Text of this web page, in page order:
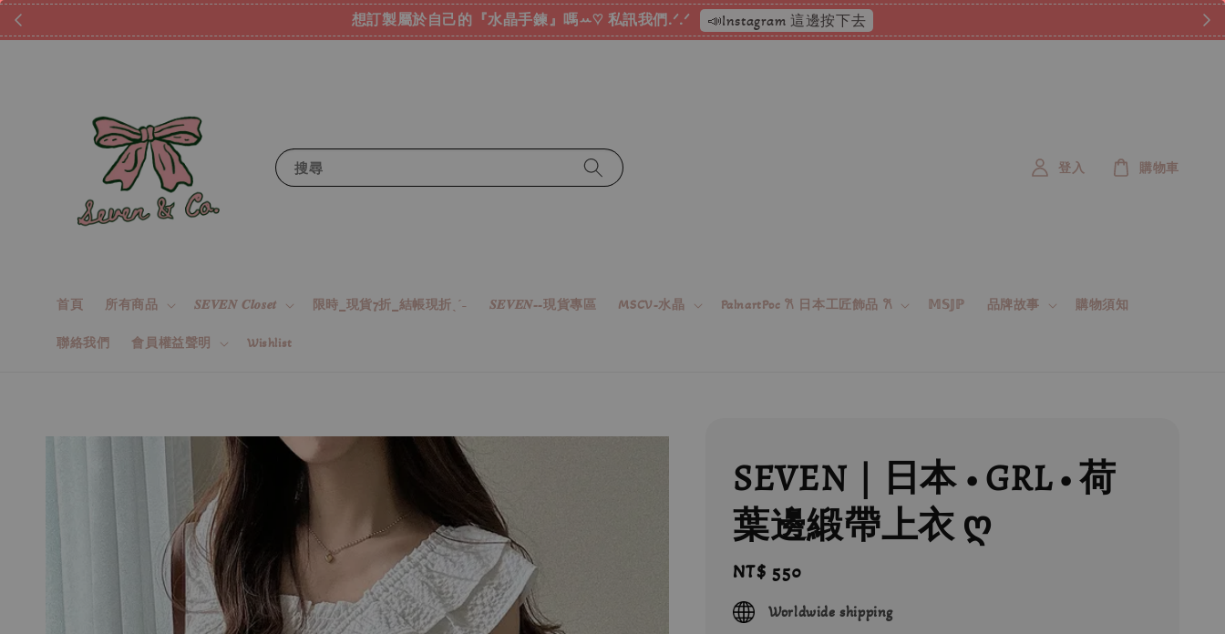
想訂製屬於自己的『水晶手鍊』嗎ꕀ♡ 私訊我們.ᐟ.ᐟ 📣Instagram 這邊按下去
搜尋
首頁 所有商品 𝑺𝑬𝑽𝑬𝑵 𝑪𝒍𝒐𝒔𝒆𝒕 限時_現貨7折_結帳現折ˎˊ˗ 𝑺𝑬𝑽𝑬𝑵--現貨專區 MSCV-水晶 PalnartPoc 𐙚 日本工匠飾品 𐙚 𝕄𝕊𝕁ℙ 品牌故事 購物須知
聯絡我們 會員權益聲明 Wishlist
登入 購物車
SEVEN｜日本 • GRL • 荷
葉邊緞帶上衣 ღ
Regular
price
NT$ 550
Worldwide shipping